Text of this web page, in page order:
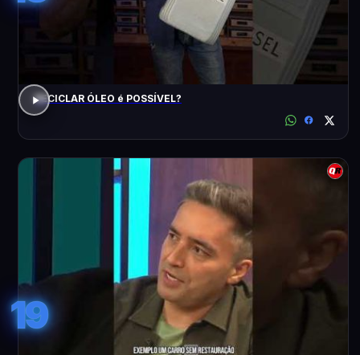
RECICLAR ÓLEO é POSSÍVEL?
19